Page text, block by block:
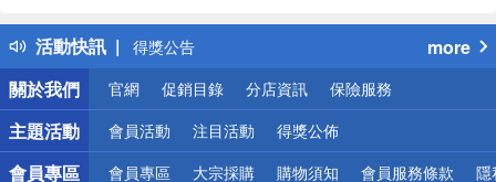
活動快訊
得獎公告
熱門話題
銀行優惠
偏遠地區配送
詐騙網頁！請小心！
more
關於我們
官網 促銷目錄 分店資訊 保險服務
主題活動 會員活動 注目活動 得獎公佈
會員專區 會員專區 大宗採購 購物須知 會員服務條款 隱